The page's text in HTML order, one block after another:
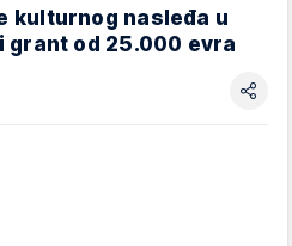
kulturnog nasleđa u
grant od 25.000 evra